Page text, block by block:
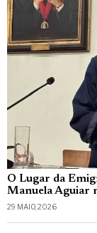
O Lugar da
Manuela Aguiar
29 MAIO, 2026